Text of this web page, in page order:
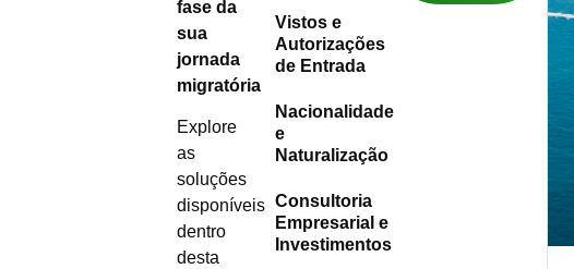
fase da
sua
jornada
migratória
Explore
as
soluções
disponíveis
dentro
desta
Vistos e
Autorizações
de Entrada
Nacionalidade
e
Naturalização
Consultoria
Empresarial e
Investimentos